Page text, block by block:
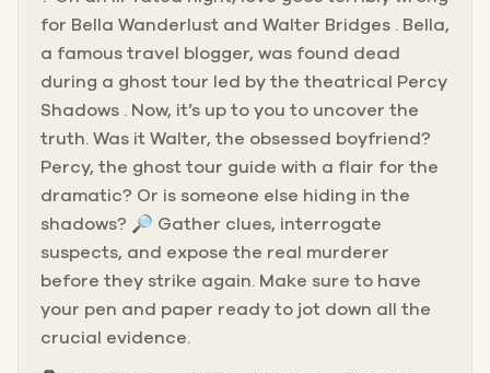
for Bella Wanderlust and Walter Bridges . Bella,
a famous travel blogger, was found dead
during a ghost tour led by the theatrical Percy
Shadows . Now, it’s up to you to uncover the
truth. Was it Walter, the obsessed boyfriend?
Percy, the ghost tour guide with a flair for the
dramatic? Or is someone else hiding in the
shadows? 🔎 Gather clues, interrogate
suspects, and expose the real murderer
before they strike again. Make sure to have
your pen and paper ready to jot down all the
crucial evidence.